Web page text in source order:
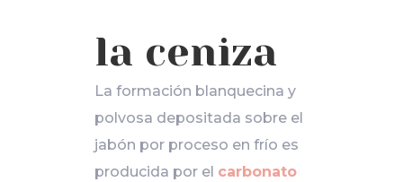
la ceniza
La formación blanquecina y
polvosa depositada sobre el
jabón por proceso en frío es
producida por el carbonato